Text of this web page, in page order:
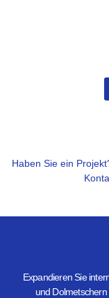
Haben Sie ein
Expandieren Sie
und